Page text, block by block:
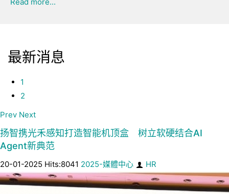
最新消息
1
2
Prev Next
扬智携光禾感知打造智能机顶盒 树立软硬结合AI
Agent新典范
20-01-2025 Hits:8041 2025-媒體中心 HR